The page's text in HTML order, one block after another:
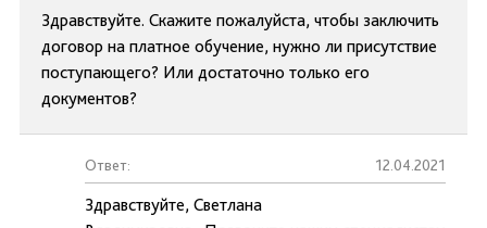
Здравствуйте. Скажите пожалуйста, чтобы заключить
договор на платное обучение, нужно ли присутствие
поступающего? Или достаточно только его
документов?
Ответ: 12.04.2021
Здравствуйте, Светлана